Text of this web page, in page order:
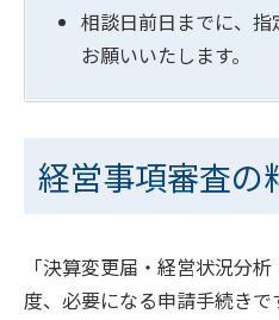
相談日前日までに、
お願いいたします。
経営事項審査の
「決算変更届・経営状況分
度、必要になる申請手続きで